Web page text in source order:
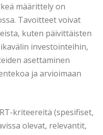
määrittely on
Tavoitteet voivat
kuten päivittäisten
investointeihin,
asettaminen
ja arvioimaan
kriteereitä (spesifiset,
olevat, relevantit,